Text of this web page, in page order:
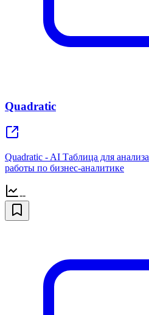
Quadratic
Quadratic - AI Таблица для
работы по бизнес-аналитике
--